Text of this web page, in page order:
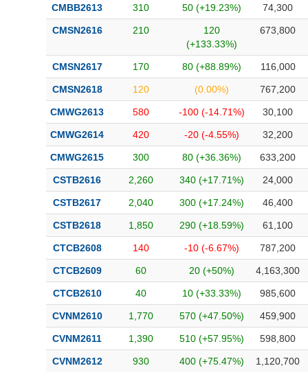
CMBB2613 310 50 (+19.23%) 74,300
CMSN2616 210
120
(+133.33%)
673,800
CMSN2617 170 80 (+88.89%) 116,000
CMSN2618 120 (0.00%) 767,200
CMWG2613 580 -100 (-14.71%) 30,100
CMWG2614 420 -20 (-4.55%) 32,200
CMWG2615 300 80 (+36.36%) 633,200
CSTB2616 2,260 340 (+17.71%) 24,000
CSTB2617 2,040 300 (+17.24%) 46,400
CSTB2618 1,850 290 (+18.59%) 61,100
CTCB2608 140 -10 (-6.67%) 787,200
CTCB2609 60 20 (+50%) 4,163,300
CTCB2610 40 10 (+33.33%) 985,600
CVNM2610 1,770 570 (+47.50%) 459,900
CVNM2611 1,390 510 (+57.95%) 598,800
CVNM2612 930 400 (+75.47%) 1,120,700